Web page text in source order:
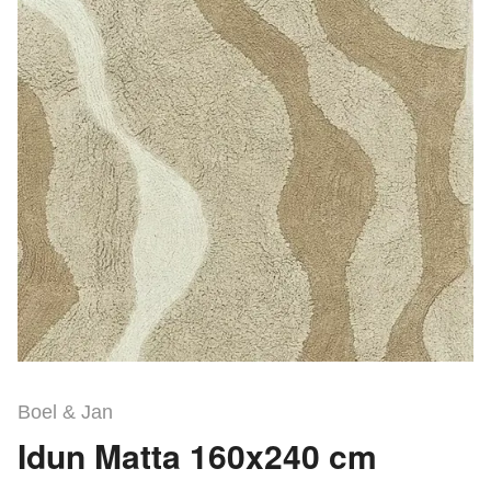
Boel & Jan
Idun Matta 160x240 cm